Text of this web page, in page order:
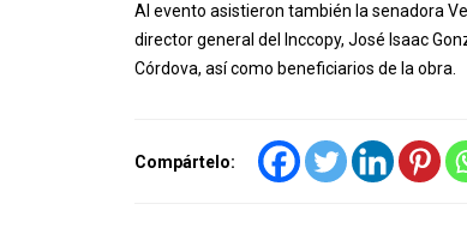
Al evento asistieron también la senadora
director general del Inccopy, José Isaac
Córdova, así como beneficiarios de la obra.
Compártelo: